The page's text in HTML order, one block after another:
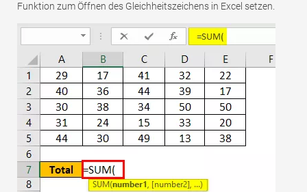
Funktion zum Öffnen des Gleichheitszeichens in Excel setzen.